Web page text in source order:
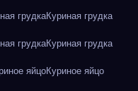
грудкаКуриная грудка
грудкаКуриная грудка
яйцоКуриное яйцо